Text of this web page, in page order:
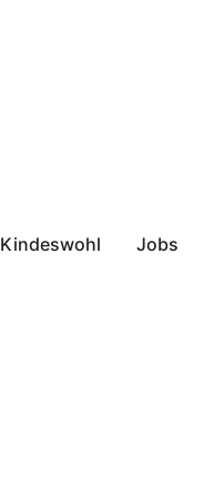
Kindeswohl Jobs